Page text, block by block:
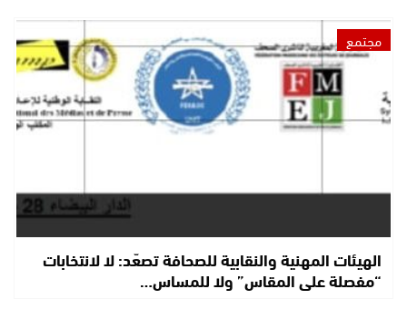
مجتمع
الهيئات المهنية والنقابية للصحافة تصعّد: لا لانتخابات
“مفصلة على المقاس” ولا للمساس…